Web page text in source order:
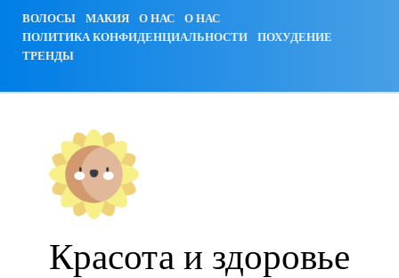
ВОЛОСЫ МАКИЯ О НАС
О НАС
ПОЛИТИКА КОНФИДЕНЦИАЛЬНОСТИ
ПОХУДЕНИЕ
ТРЕНДЫ
Красота и здоровье